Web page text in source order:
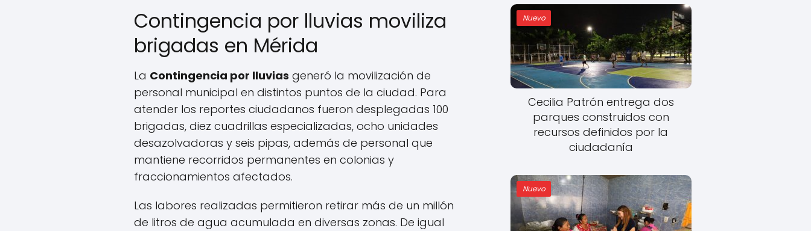
Contingencia por lluvias moviliza
brigadas en Mérida
La Contingencia por lluvias generó la movilización de
personal municipal en distintos puntos de la ciudad. Para
atender los reportes ciudadanos fueron desplegadas 100
brigadas, diez cuadrillas especializadas, ocho unidades
desazolvadoras y seis pipas, además de personal que
mantiene recorridos permanentes en colonias y
fraccionamientos afectados.
Las labores realizadas permitieron retirar más de un millón
de litros de agua acumulada en diversas zonas. De igual
Nuevo
Cecilia Patrón entrega dos
parques construidos con
recursos definidos por la
ciudadanía
Nuevo